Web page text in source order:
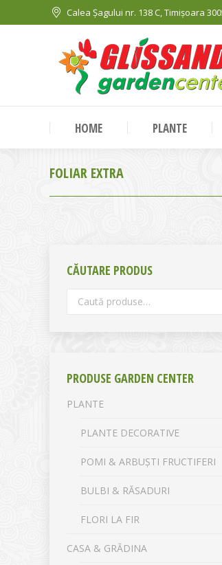
Calea Șagului nr. 138 C, Timișoara
HOME PLANTE
FOLIAR EXTRA
CĂUTARE PRODUS
PRODUSE GARDEN CENTER
PLANTE
PLANTE DECORATIVE
POMI & ARBUȘTI FRUCTIFERI
BULBI & RĂSADURI
FLORI LA FIR
CASA & GRĂDINA